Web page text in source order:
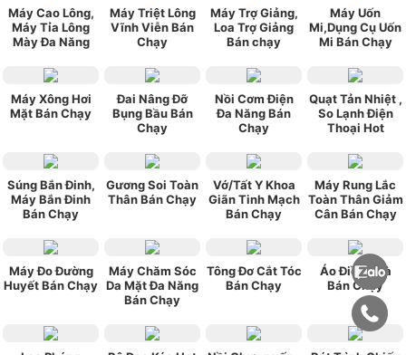
Máy Cao Lông,
Máy Tỉa Lông
Mày Đa Năng
Máy Triệt Lông
Vĩnh Viễn Bán
Chạy
Máy Trợ Giảng,
Loa Trợ Giảng
Bán chạy
Máy Uốn
Mi,Dụng Cụ Uốn
Mi Bán Chạy
Máy Xông Hơi
Mặt Bán Chạy
Đai Nâng Đỡ
Bụng Bầu Bán
Chạy
Nồi Cơm Điện
Đa Năng Bán
Chạy
Quạt Tản Nhiệt ,
So Lạnh Điện
Thoại Hot
Súng Bắn Đinh,
Máy Bắn Đinh
Bán Chạy
Gương Soi Toàn
Thân Bán Chạy
Vớ/Tất Y Khoa
Giãn Tinh Mạch
Bán Chạy
Máy Rung Lắc
Toàn Thân Giảm
Cân Bán Chạy
Máy Đo Đường
Huyết Bán Chạy
Máy Chăm Sóc
Da Mặt Đa Năng
Bán Chạy
Tông Đơ Cắt Tóc
Bán Chạy
Áo Điều Hoà
Bán Chạy